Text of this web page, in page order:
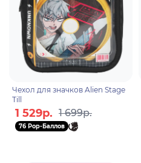
Чехол для значков Alien Stage
Till
1 529р. 1 699р.
76 Pop-Баллов